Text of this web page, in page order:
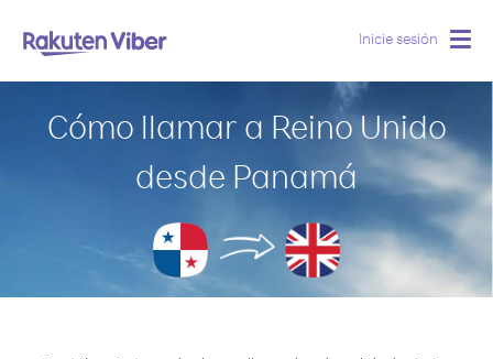
Inicie sesión
Cómo llamar a Reino Unido
desde Panamá